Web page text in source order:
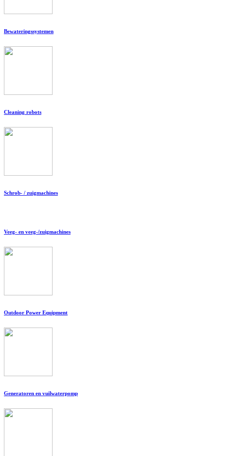
Bewateringssystemen
Cleaning robots
Schrob- / zuigmachines
Veeg- en veeg-/zuigmachines
Outdoor Power Equipment
Generatoren en vuilwaterpomp